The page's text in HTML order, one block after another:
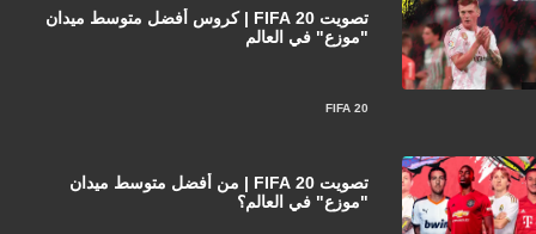
FIFA 20
تصويت FIFA 20 | كروس أفضل متوسط ميدان
"موزع" في العالم
تصويت FIFA 20 | من أفضل متوسط ميدان
"موزع" في العالم؟